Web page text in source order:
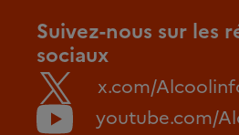
Suivez-nous sur les
sociaux
x.com/
youtube.com/